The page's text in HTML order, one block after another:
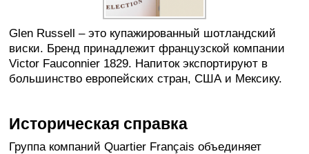
Glen Russell – это купажированный шотландский
виски. Бренд принадлежит французской компании
Victor Fauconnier 1829. Напиток экспортируют в
большинство европейских стран, США и Мексику.
Историческая справка
Группа компаний Quartier Français объединяет